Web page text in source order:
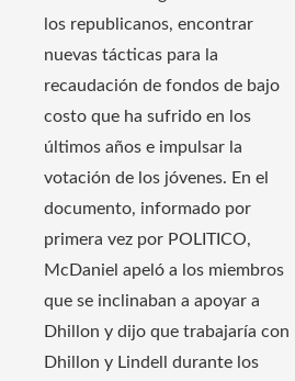
los republicanos, encontrar
nuevas tácticas para la
recaudación de fondos de bajo
costo que ha sufrido en los
últimos años e impulsar la
votación de los jóvenes. En el
documento, informado por
primera vez por POLITICO,
McDaniel apeló a los miembros
que se inclinaban a apoyar a
Dhillon y dijo que trabajaría con
Dhillon y Lindell durante los